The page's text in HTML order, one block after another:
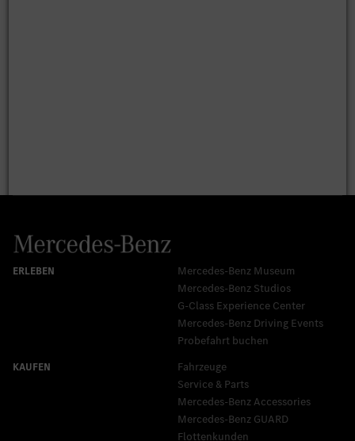
Mercedes-Benz Museum
Mercedes-Benz Studios
G-Class Experience Center
Mercedes-Benz Driving Events
Probefahrt buchen
Fahrzeuge
Service & Parts
Mercedes-Benz Accessories
Mercedes‑Benz GUARD
Flottenkunden